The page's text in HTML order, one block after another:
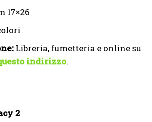
17×26
Libreria, fumetteria e online su
indirizzo.
2